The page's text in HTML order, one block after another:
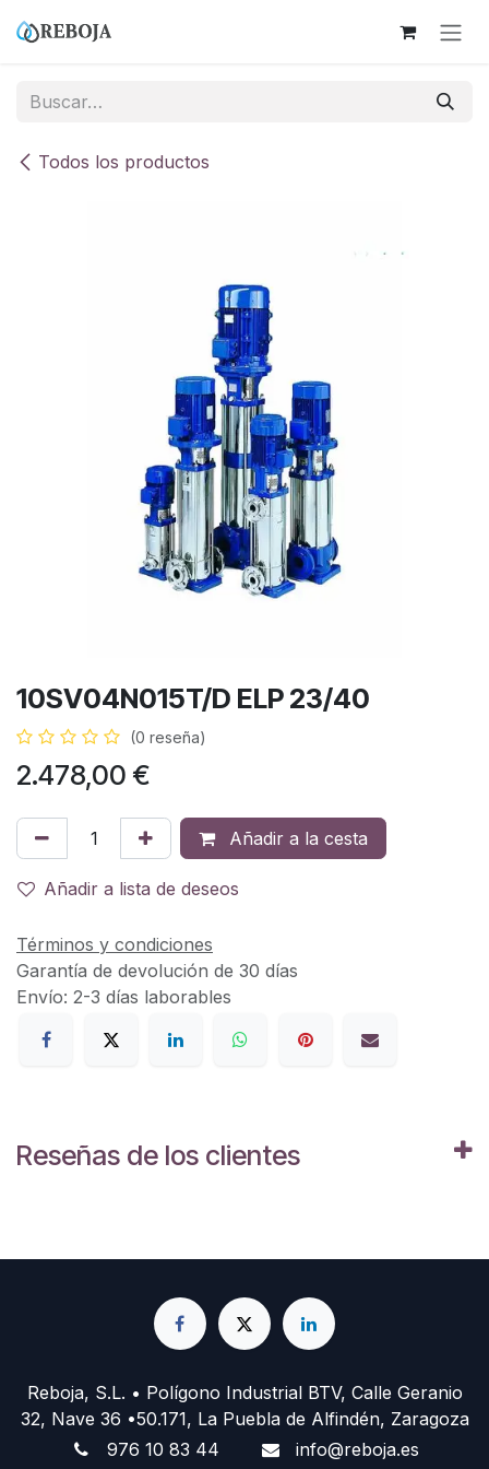
Todos los productos
10SV04N015T/D ELP 23/40
(0 reseña)
2.478,00 €
Añadir a la cesta
Añadir a lista de deseos
Términos y condiciones
Garantía de devolución de 30 días
Envío: 2-3 días laborables
Reseñas de los clientes
Reboja, S.L. • Polígono Industrial BTV, Calle Geranio
32, Nave 36 •50.171, La Puebla de Alfindén, Zaragoza
976 10 83 44
info@reboja.es